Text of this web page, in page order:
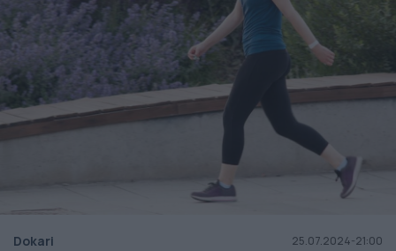
Dokari 25.07.2024-21:00